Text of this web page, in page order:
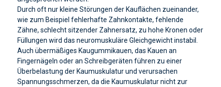
Durch oft nur kleine Störungen der Kauflächen zueinander,
wie zum Beispiel fehlerhafte Zahnkontakte, fehlende
Zähne, schlecht sitzender Zahnersatz, zu hohe Kronen oder
Füllungen wird das neuromuskuläre Gleichgewicht instabil.
Auch übermäßiges Kaugummikauen, das Kauen an
Fingernägeln oder an Schreibgeräten führen zu einer
Überbelastung der Kaumuskulatur und verursachen
Spannungsschmerzen, da die Kaumuskulatur nicht zur